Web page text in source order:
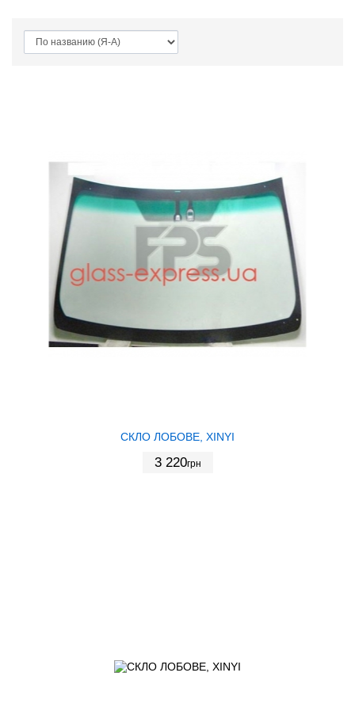
СКЛО ЛОБОВЕ, XINYI
3 220грн